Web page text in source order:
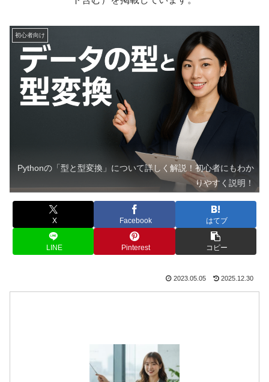
初心者向け
Pythonの「型と型変換」について詳しく解説！初心者にもわか
りやすく説明！
X Facebook はてブ
LINE Pinterest コピー
2023.05.05 2025.12.30